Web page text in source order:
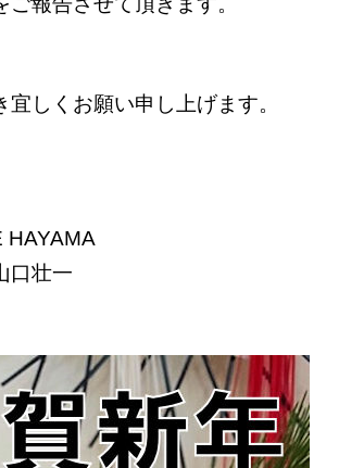
宜しくお願い申し上げます。
HAYAMA
口壮一